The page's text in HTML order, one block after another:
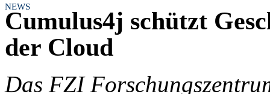
NEWS
Cumulus4j schützt
der Cloud
Das FZI